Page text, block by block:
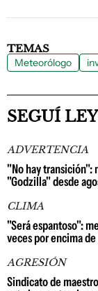
TEMAS
Meteorólogo
SEGUÍ
ADVERTENCIA
"No hay transición":
"Godzilla" desde
CLIMA
"Será espantoso":
veces por encima
AGRESIÓN
Sindicato de